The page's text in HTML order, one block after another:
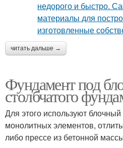
читать дальше →
Фундамент под
столбчатого
Для этого используют
монолитных элементов,
либо прессе из бетонной